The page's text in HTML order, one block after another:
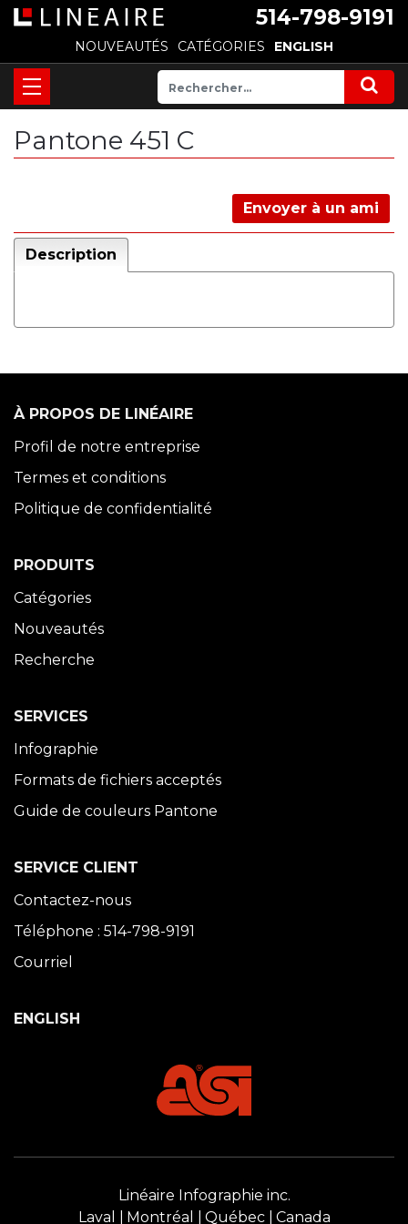
514-798-9191
NOUVEAUTÉS CATÉGORIES ENGLISH
Pantone 451 C
Envoyer à un ami
Description
À PROPOS DE LINÉAIRE
Profil de notre entreprise
Termes et conditions
Politique de confidentialité
PRODUITS
Catégories
Nouveautés
Recherche
SERVICES
Infographie
Formats de fichiers acceptés
Guide de couleurs Pantone
SERVICE CLIENT
Contactez-nous
Téléphone : 514-798-9191
Courriel
ENGLISH
Linéaire Infographie inc.
Laval
Montréal Québec Canada